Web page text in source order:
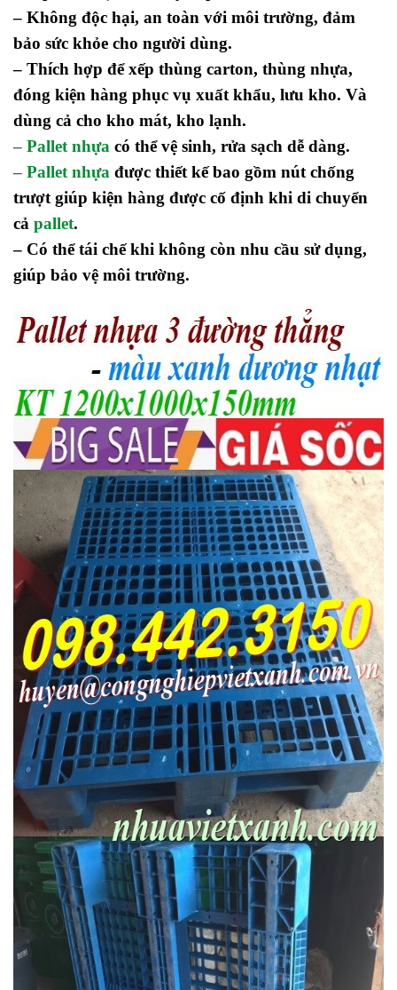
– Không độc hại, an toàn với môi trường, đảm
bảo sức khỏe cho người dùng.
– Thích hợp để xếp thùng carton, thùng nhựa,
đóng kiện hàng phục vụ xuất khẩu, lưu kho. Và
dùng cả cho kho mát, kho lạnh.
– Pallet nhựa có thể vệ sinh, rửa sạch dễ dàng.
– Pallet nhựa được thiết kế bao gồm nút chống
trượt giúp kiện hàng được cố định khi di chuyển
cả pallet.
– Có thể tái chế khi không còn nhu cầu sử dụng,
giúp bảo vệ môi trường.